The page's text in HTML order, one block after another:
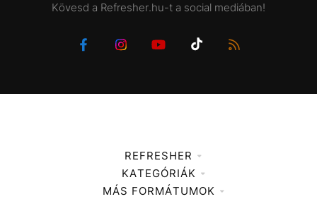
Kövesd a Refresher.hu-t a social mediában!
REFRESHER
Médiaajánlat
KATEGÓRIÁK
Zene
MÁS FORMÁTUMOK